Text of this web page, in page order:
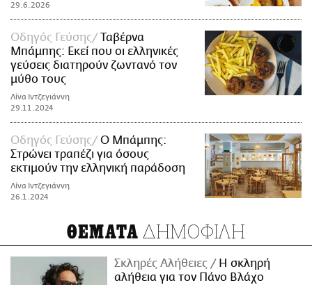
29.6.2026
Οδηγός Γεύσης
Ταβέρνα
Μπάμπης: Εκεί που οι ελληνικές
γεύσεις διατηρούν ζωντανό τον
μύθο τους
Λίνα Ιντζεγιάννη
29.11.2024
Οδηγός Γεύσης
Ο Μπάμπης:
Στρώνει τραπέζι για όσους
εκτιμούν την ελληνική παράδοση
Λίνα Ιντζεγιάννη
26.1.2024
ΘΕΜΑΤΑ ΔΗΜΟΦΙΛΗ
Σκληρές Αλήθειες
H σκληρή
αλήθεια για τον Πάνο Βλάχο